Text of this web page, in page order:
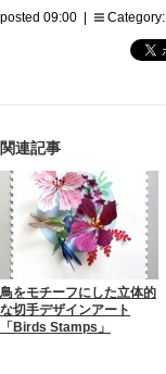
posted 09:00 | Category:
関連記事
鳥をモチーフにした立体的
な切手デザインアート
「Birds Stamps」